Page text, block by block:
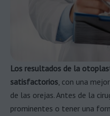
Los resultados de la
satisfactorios, con una
de las orejas. Antes de la
prominentes o tener una